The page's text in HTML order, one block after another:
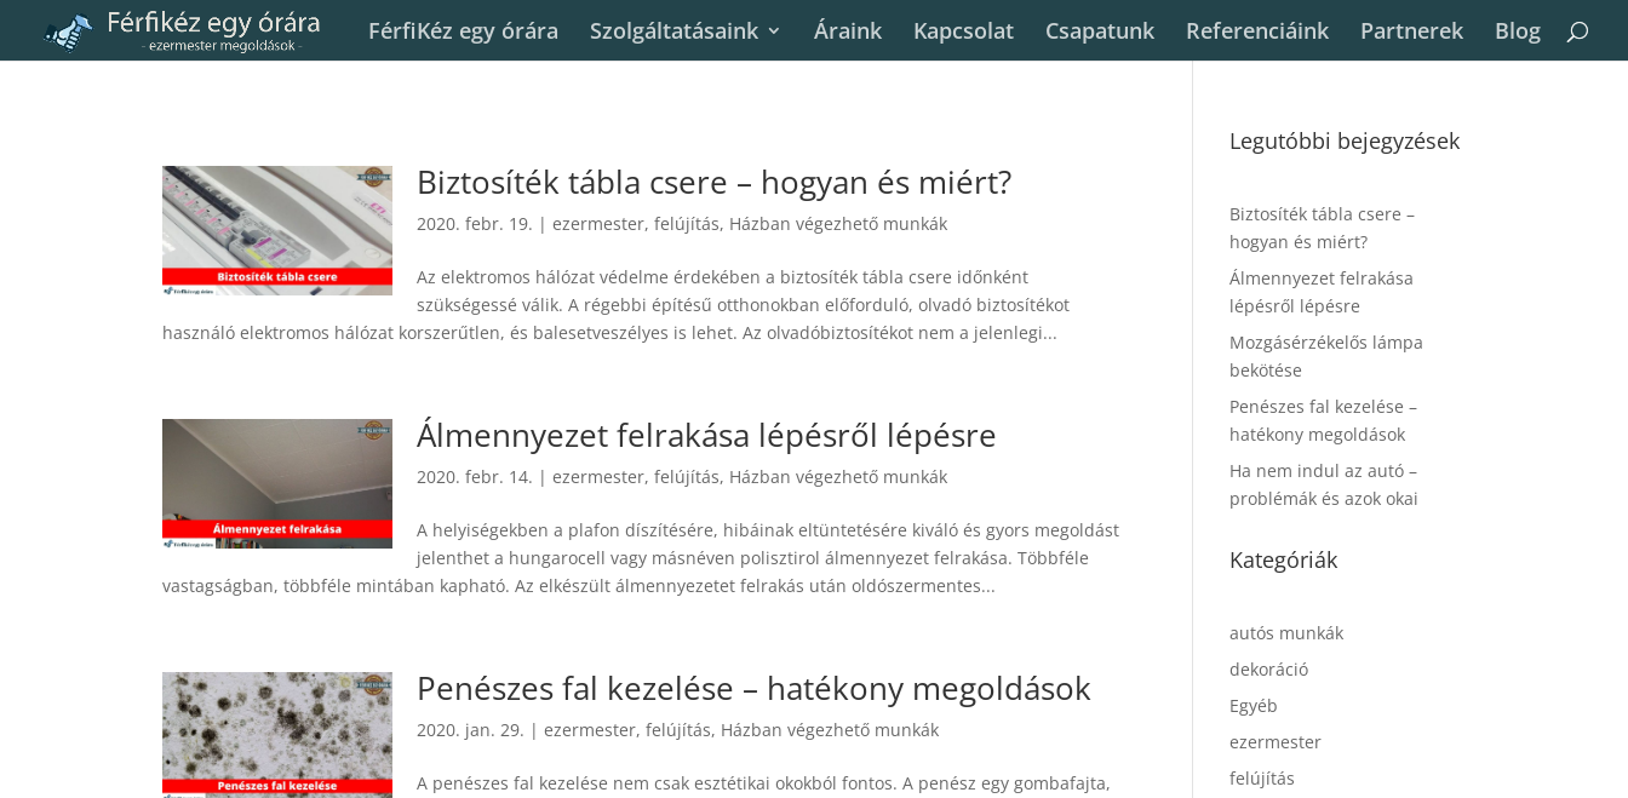
FérfiKéz egy órára Szolgáltatásaink Áraink Kapcsolat Csapatunk Referenciáink Partnerek Blog
Biztosíték tábla csere – hogyan és miért?
2020. febr. 19. |ezermester,felújítás, Házban végezhető munkák
Az elektromos hálózat védelme érdekében a biztosíték tábla csere időnként
szükségessé válik. A régebbi építésű otthonokban előforduló, olvadó biztosítékot
használó elektromos hálózat korszerűtlen, és balesetveszélyes is lehet. Az olvadóbiztosítékot nem a jelenlegi...
Álmennyezet felrakása lépésről lépésre
2020. febr. 14. |ezermester,felújítás, Házban végezhető munkák
A helyiségekben a plafon díszítésére, hibáinak eltüntetésére kiváló és gyors megoldást
jelenthet a hungarocell vagy másnéven polisztirol álmennyezet felrakása. Többféle
vastagságban, többféle mintában kapható. Az elkészült álmennyezetet felrakás után oldószermentes...
Penészes fal kezelése – hatékony megoldások
2020. jan. 29. |ezermester,felújítás, Házban végezhető munkák
A penészes fal kezelése nem csak esztétikai okokból fontos. A penész egy gombafajta,
Legutóbbi bejegyzések
Biztosíték tábla csere –
hogyan és miért?
Álmennyezet felrakása
lépésről lépésre
Mozgásérzékelős lámpa
bekötése
Penészes fal kezelése –
hatékony megoldások
Ha nem indul az autó –
problémák és azok okai
Kategóriák
autós munkák
dekoráció
Egyéb
ezermester
felújítás